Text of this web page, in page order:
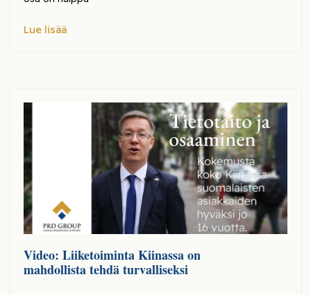
Lue lisää
Video: Liiketoiminta Kiinassa on
mahdollista tehdä turvalliseksi